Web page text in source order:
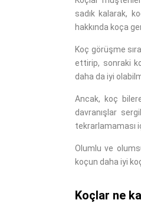
sadık kalarak,
hakkında koça
Koç görüşme
ettirip, sonraki
daha da iyi
Ancak, koç
davranışlar
tekrarlamaması
Olumlu ve
koçun daha iyi
Koçlar ne